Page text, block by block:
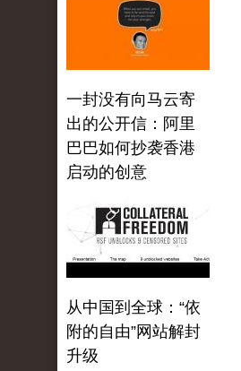
一封没有向马云寄
出的公开信：阿里
巴巴如何抄袭香港
启动的创意
从中国到全球：“依
附的自由”网站解封
升级